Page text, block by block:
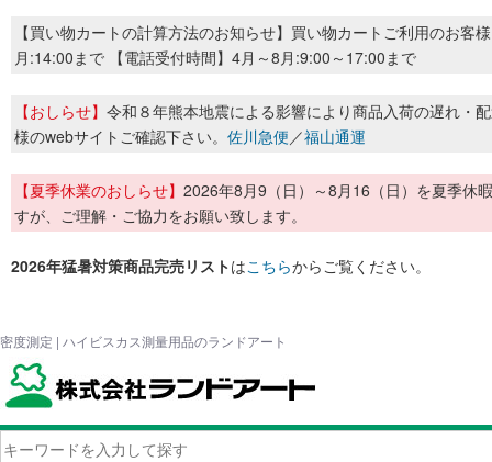
【買い物カートの計算方法のお知らせ】買い物カートご利用のお客
月:14:00まで 【電話受付時間】4月～8月:9:00～17:00まで
【おしらせ】 令和８年熊本地震による影響により商品入荷の遅れ・
様のwebサイトご確認下さい。 佐川急便／福山通運
【夏季休業のおしらせ】 2026年8月9（日）～8月16（日）を夏季休
すが、ご理解・ご協力をお願い致します。
2026年猛暑対策商品完売リストはこちらからご覧ください。
密度測定 | ハイビスカス測量用品のランドアート